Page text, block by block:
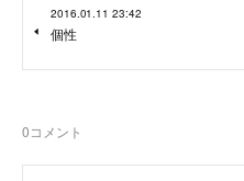
2016.01.11 23:42
個性
0コメント